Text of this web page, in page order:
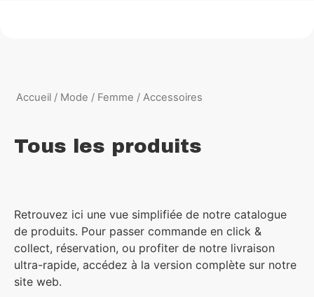
Accueil / Mode / Femme / Accessoires
Tous les produits
Retrouvez ici une vue simplifiée de notre catalogue
de produits. Pour passer commande en click &
collect, réservation, ou profiter de notre livraison
ultra-rapide, accédez à la version complète sur notre
site web.